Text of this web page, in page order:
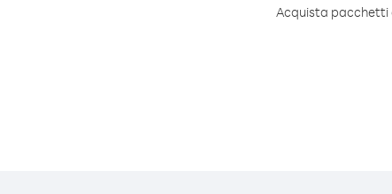
Acquista pacchetti